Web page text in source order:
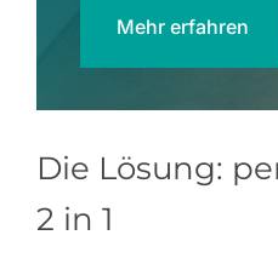
Mehr erfahren
Die Lösung:
2 in 1